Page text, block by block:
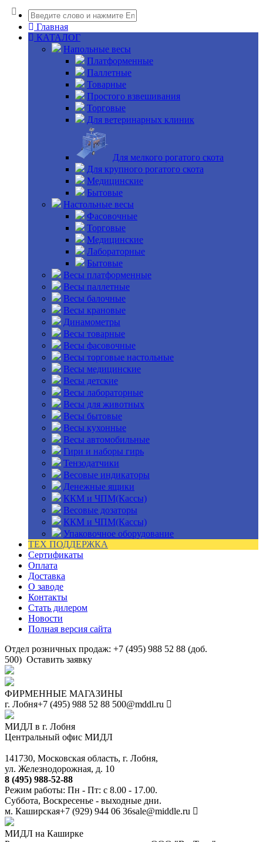
Главная
КАТАЛОГ
Напольные весы
Платформенные
Паллетные
Товарные
Простого взвешивания
Торговые
Для ветеринарных клиник
Для мелкого рогатого скота
Для крупного рогатого скота
Медицинские
Бытовые
Настольные весы
Фасовочные
Торговые
Медицинские
Лабораторные
Бытовые
Весы платформенные
Весы паллетные
Весы балочные
Весы крановые
Динамометры
Весы товарные
Весы фасовочные
Весы торговые настольные
Весы медицинские
Весы детские
Весы лабораторные
Весы для животных
Весы бытовые
Весы кухонные
Весы автомобильные
Гири и наборы гирь
Тензодатчики
Весовые индикаторы
Денежные ящики
ККМ и ЧПМ(Кассы)
Весовые дозаторы
ККМ и ЧПМ(Кассы)
Упаковочное оборудование
ТЕХ ПОДДЕРЖКА
Сертификаты
Оплата
Доставка
О заводе
Контакты
Стать дилером
Новости
Полная версия сайта
Отдел розничных продаж: +7 (495) 988 52 88 (доб.
500) Оставить заявку
ФИРМЕННЫЕ МАГАЗИНЫ
г. Лобня+7 (495) 988 52 88 500@mddl.ru
МИДЛ в г. Лобня
Центральный офис МИДЛ
141730, Московская область, г. Лобня,
ул. Железнодорожная, д. 10
8 (495) 988-52-88
Режим работы: Пн - Пт: с 8.00 - 17.00.
Суббота, Воскресенье - выходные дни.
м. Каширская+7 (929) 944 06 36sale@middle.ru
МИДЛ на Каширке